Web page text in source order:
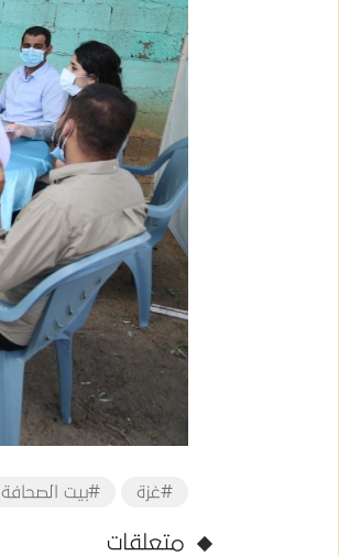
#غزة #بيت الصحافة
متعلقات